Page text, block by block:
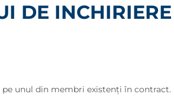
DE INCHIRIERE
unul din membri existenţi în contract.